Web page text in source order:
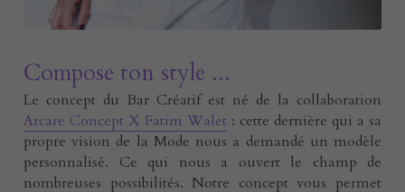
Compose ton style ...
Arcare Concept X Fatim Walet : cette dernière qui a sa
propre vision de la Mode nous a demandé un modèle
personnalisé. Ce qui nous a ouvert le champ de
nombreuses possibilités. Notre concept vous permet